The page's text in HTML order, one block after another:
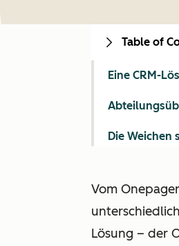
Vom
Lösung – der
Table of
Eine CRM-
Die Weichen